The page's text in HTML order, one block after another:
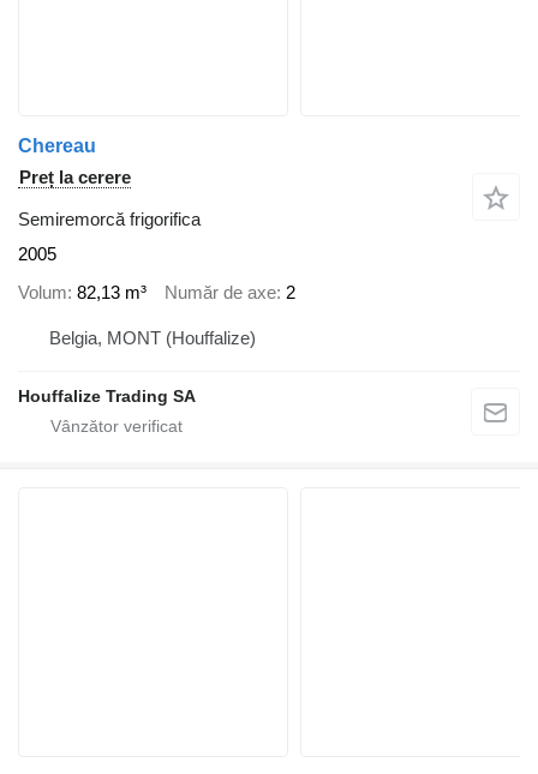
Chereau
Preț la cerere
Semiremorcă frigorifica
2005
Volum 82,13 m³ Număr de axe 2
Belgia, MONT (Houffalize)
Houffalize Trading SA